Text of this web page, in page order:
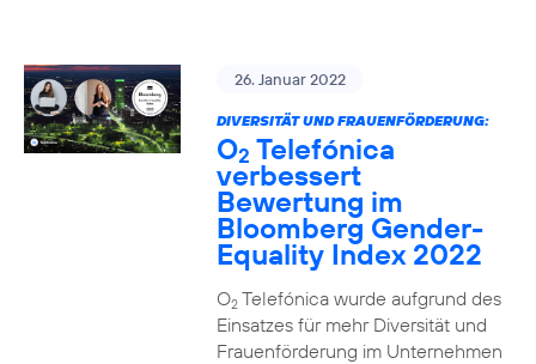
26. Januar 2022
DIVERSITÄT UND FRAUENFÖRDERUNG:
O2 Telefónica
verbessert
Bewertung im
Bloomberg Gender-
Equality Index 2022
O2Telefónica wurde aufgrund des
Einsatzes für mehr Diversität und
Frauenförderung im Unternehmen